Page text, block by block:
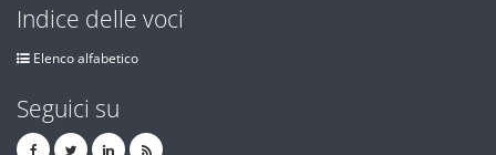
Indice delle voci
Elenco alfabetico
Seguici su